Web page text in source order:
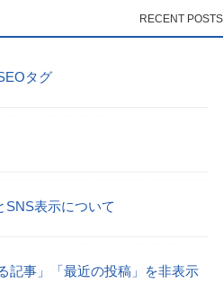
タグ
SNS表示について
記事」「最近の投稿」を非表示